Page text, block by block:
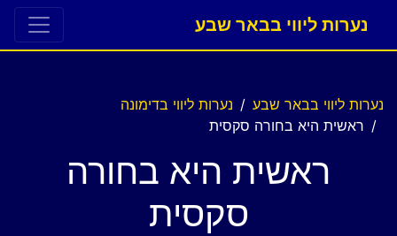
נערות ליווי בבאר שבע
נערות ליווי בבאר שבע
נערות ליווי בדימונה
ראשית היא בחורה סקסית
ראשית היא בחורה
סקסית